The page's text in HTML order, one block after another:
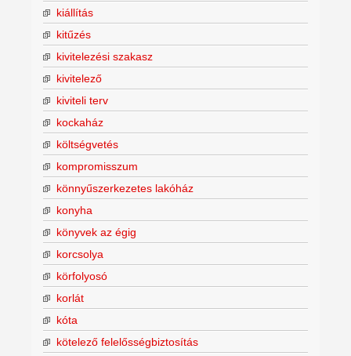
kiállítás
kitűzés
kivitelezési szakasz
kivitelező
kiviteli terv
kockaház
költségvetés
kompromisszum
könnyűszerkezetes lakóház
konyha
könyvek az égig
korcsolya
körfolyosó
korlát
kóta
kötelező felelősségbiztosítás